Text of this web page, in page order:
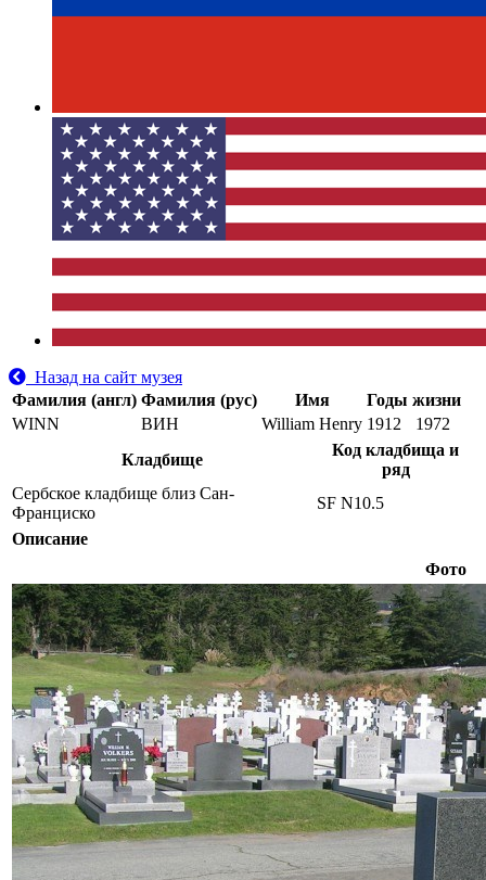
Назад на сайт музея
Фамилия (англ) Фамилия (рус) Имя
Годы жизни
WINN
ВИН William Henry 1912
1972
Кладбище
Код кладбища и
ряд
Сербское кладбище близ Сан-
Франциско
SF N10.5
Описание
Фото